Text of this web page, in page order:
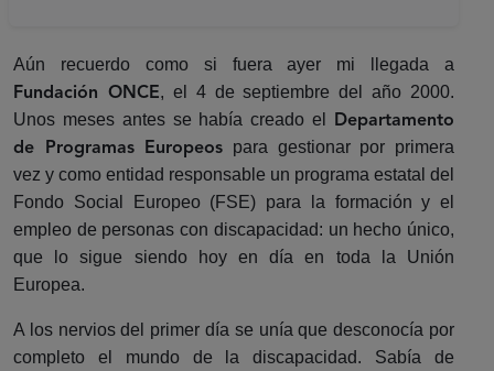
Aún recuerdo como si fuera ayer mi llegada a
Fundación ONCE, el 4 de septiembre del año 2000.
Unos meses antes se había creado el Departamento
de Programas Europeos para gestionar por primera
vez y como entidad responsable un programa estatal del
Fondo Social Europeo (FSE) para la formación y el
empleo de personas con discapacidad: un hecho único,
que lo sigue siendo hoy en día en toda la Unión
Europea.
A los nervios del primer día se unía que desconocía por
completo el mundo de la discapacidad. Sabía de